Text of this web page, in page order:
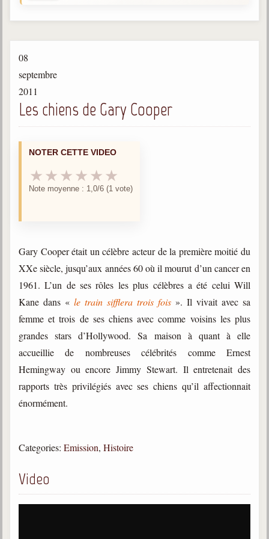
1910-2002
Divaldo Franco
1927-2025
Bibliothèque
Ouvrages
Bibliothèque spirite
trimestrielles
Sujets du mois
Citations
Maximes
Enregistrements
séance d'aide spirituelle
Diaporamas
Cours dispensés au Centre
L'Agora
08
septembre
2011
Les chiens de Gary Cooper
NOTER CETTE VIDEO
★ ★ ★ ★ ★ ★
Note moyenne : 1,0/6 (1 vote)
Gary Cooper était un célèbre acteur de la première moitié du
XXe siècle, jusqu’aux années 60 où il mourut d’un cancer en
1961. L’un de ses rôles les plus célèbres a été celui Will
Kane dans « le train sifflera trois fois ». Il vivait avec sa
femme et trois de ses chiens avec comme voisins les plus
grandes stars d’Hollywood. Sa maison à quant à elle
accueillie de nombreuses célébrités comme Ernest
Hemingway ou encore Jimmy Stewart. Il entretenait des
rapports très privilégiés avec ses chiens qu’il affectionnait
énormément.
Categories: Emission, Histoire
Video